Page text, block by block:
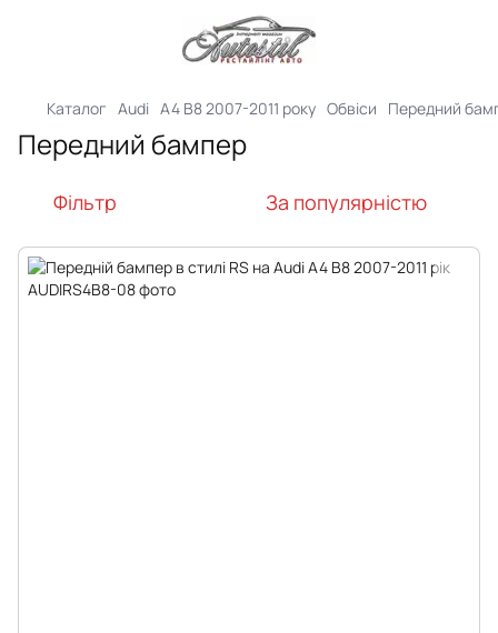
Каталог Audi A4 B8 2007-2011 року Обвіси Передний
Передний бампер
Фільтр За популярністю